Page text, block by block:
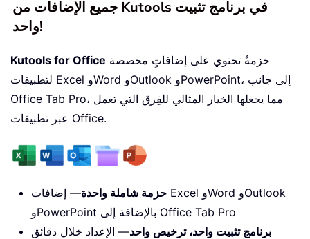
جميع الإضافات من Kutools في برنامج تثبيت
واحد!
Kutools for Office
لتطبيقات Excel وWord وOutlook وPowerPoint، إلى جانب
Office Tab Pro، مما يجعلها الخيار المثالي للفِرق التي تعمل
عبر تطبيقات Office.
حزمة شاملة واحدة— إضافات Excel وWord وOutlook
وPowerPoint بالإضافة إلى Office Tab Pro
برنامج تثبيت واحد، ترخيص واحد— الإعداد خلال دقائق